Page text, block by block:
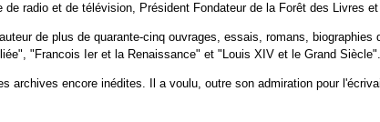
radio et de télévision, Président Fondateur de la Forêt des Livres
de plus de quarante-cinq ouvrages, essais, romans,
"Francois Ier et la Renaissance" et "Louis XIV et le Grand Siècle".
archives encore inédites. Il a voulu, outre son admiration pour